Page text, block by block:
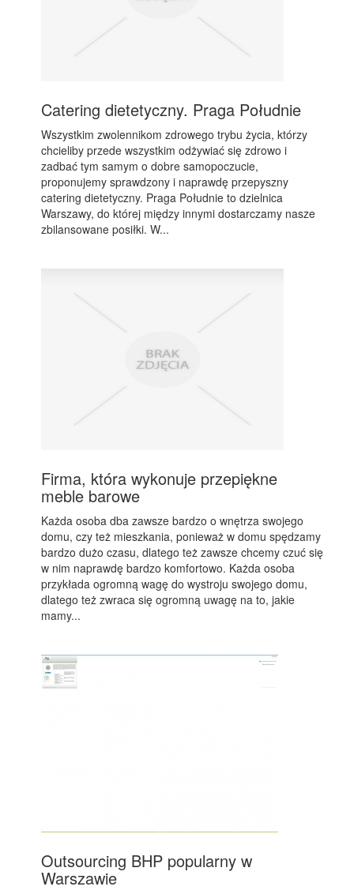
Catering dietetyczny. Praga Południe
Wszystkim zwolennikom zdrowego trybu życia, którzy
chcieliby przede wszystkim odżywiać się zdrowo i
zadbać tym samym o dobre samopoczucie,
proponujemy sprawdzony i naprawdę przepyszny
catering dietetyczny. Praga Południe to dzielnica
Warszawy, do której między innymi dostarczamy nasze
zbilansowane posiłki. W...
Firma, która wykonuje przepiękne
meble barowe
Każda osoba dba zawsze bardzo o wnętrza swojego
domu, czy też mieszkania, ponieważ w domu spędzamy
bardzo dużo czasu, dlatego też zawsze chcemy czuć się
w nim naprawdę bardzo komfortowo. Każda osoba
przykłada ogromną wagę do wystroju swojego domu,
dlatego też zwraca się ogromną uwagę na to, jakie
mamy...
Outsourcing BHP popularny w
Warszawie